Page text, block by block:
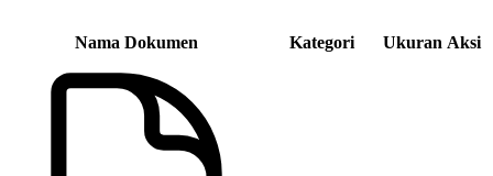
Nama Dokumen Kategori Ukuran Aksi